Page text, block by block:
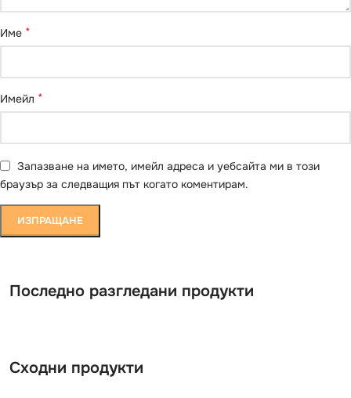
Име *
Имейл *
Запазване на името, имейл адреса и уебсайта ми в този
браузър за следващия път когато коментирам.
Последно разгледани продукти
Сходни продукти